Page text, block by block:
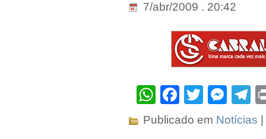
7/abr/2009 . 20:42
WhatsApp
Facebook
Twitter
Publicado em Notícias